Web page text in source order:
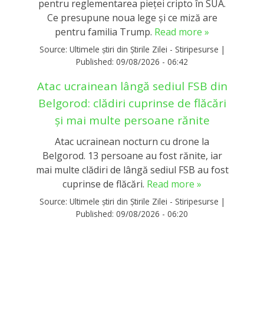
pentru reglementarea pieței cripto în SUA.
Ce presupune noua lege și ce miză are
pentru familia Trump. Read more »
Source: Ultimele știri din Știrile Zilei - Stiripesurse |
Published: 09/08/2026 - 06:42
Atac ucrainean lângă sediul FSB din
Belgorod: clădiri cuprinse de flăcări
și mai multe persoane rănite
Atac ucrainean nocturn cu drone la
Belgorod. 13 persoane au fost rănite, iar
mai multe clădiri de lângă sediul FSB au fost
cuprinse de flăcări. Read more »
Source: Ultimele știri din Știrile Zilei - Stiripesurse |
Published: 09/08/2026 - 06:20